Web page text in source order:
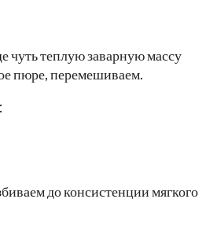
теплую заварную массу
пюре, перемешиваем.
до консистенции мягкого